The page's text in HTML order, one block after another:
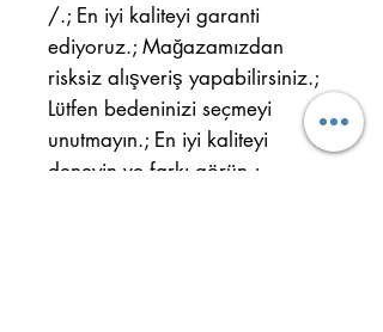
/.; En iyi kaliteyi garanti
ediyoruz.; Mağazamızdan
risksiz alışveriş yapabilirsiniz.;
Lütfen bedeninizi seçmeyi
unutmayın.; En iyi kaliteyi
deneyin ve farkı görün.;